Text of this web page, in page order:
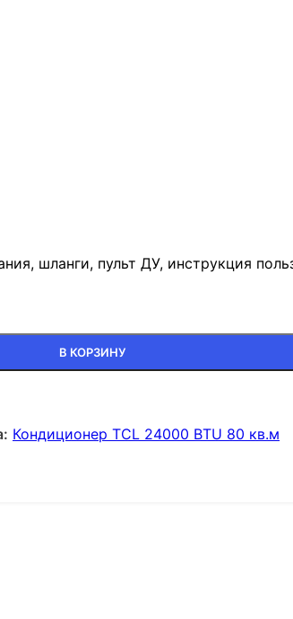
шланги, пульт ДУ, инструкция
В КОРЗИНУ
Кондиционер TCL 24000 BTU 80 кв.м